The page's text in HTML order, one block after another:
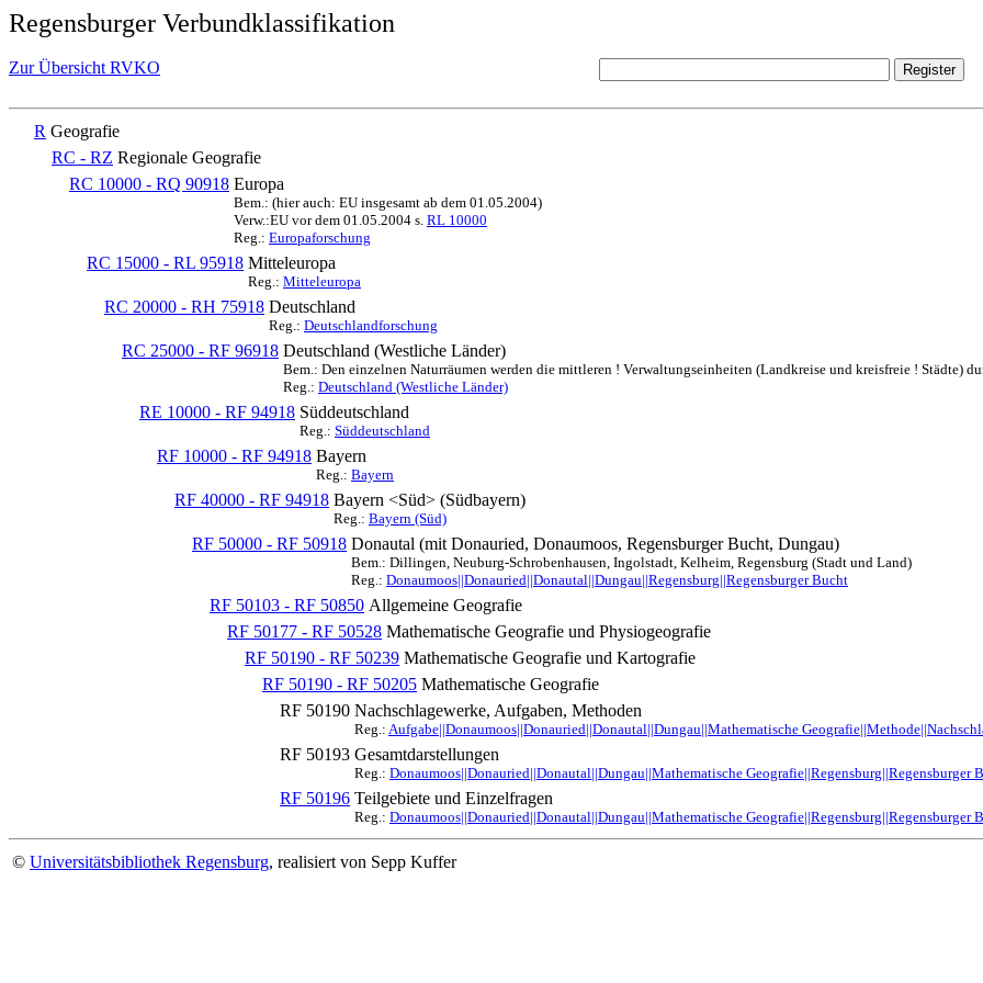
Regensburger Verbundklassifikation
Zur Übersicht RVKO
R Geografie
RC - RZ Regionale Geografie
RC 10000 - RQ 90918 Europa
Bem.: (hier auch: EU insgesamt ab dem 01.05.2004)
Verw.:EU vor dem 01.05.2004 s. RL 10000
Reg.: Europaforschung
RC 15000 - RL 95918 Mitteleuropa
Reg.: Mitteleuropa
RC 20000 - RH 75918 Deutschland
Reg.: Deutschlandforschung
RC 25000 - RF 96918 Deutschland (Westliche Länder)
Bem.: Den einzelnen Naturräumen werden die mittleren ! Verwaltungseinheiten (Landkreise und kreisfreie ! Städte)
Reg.: Deutschland (Westliche Länder)
RE 10000 - RF 94918 Süddeutschland
Reg.: Süddeutschland
RF 10000 - RF 94918 Bayern
Reg.: Bayern
RF 40000 - RF 94918 Bayern <Süd> (Südbayern)
Reg.: Bayern (Süd)
RF 50000 - RF 50918 Donautal (mit Donauried, Donaumoos, Regensburger Bucht, Dungau)
Bem.: Dillingen, Neuburg-Schrobenhausen, Ingolstadt, Kelheim, Regensburg (Stadt und Land)
Reg.: Donaumoos||Donauried||Donautal||Dungau||Regensburg||Regensburger Bucht
RF 50103 - RF 50850 Allgemeine Geografie
RF 50177 - RF 50528 Mathematische Geografie und Physiogeografie
RF 50190 - RF 50239 Mathematische Geografie und Kartografie
RF 50190 - RF 50205 Mathematische Geografie
RF 50190 Nachschlagewerke, Aufgaben, Methoden
Reg.: Aufgabe||Donaumoos||Donauried||Donautal||Dungau||Mathematische
RF 50193 Gesamtdarstellungen
Reg.: Donaumoos||Donauried||Donautal||Dungau||Mathematische Geografie||Regensburg||Regensburger
RF 50196 Teilgebiete und Einzelfragen
Reg.: Donaumoos||Donauried||Donautal||Dungau||Mathematische Geografie||Regensburg||Regensburger
© Universitätsbibliothek Regensburg, realisiert von Sepp Kuffer